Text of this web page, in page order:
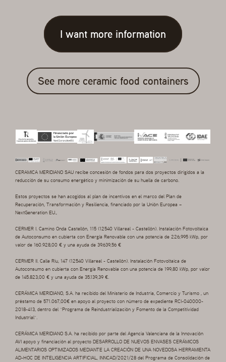
I want more information
See more ceramic food containers
CERAMICA MERIDIANO SAU recibe concesión de fondos para dos proyectos dirigidos a la
reducción de su consumo energético y minimización de su huella de carbono.
Estos proyectos se han acogidos al plan de incentivos en el marco del Plan de
Recuperación, Transformación y Resiliencia, financiado por la Unión Europea –
NextGeneration EU.,
CERMER I. Camino Onda Castellón, 115 (12540 Villareal - Castellón). Instalación Fotovoltaica
de Autoconsumo en cubierta con Energía Renovable con una potencia de 226,995 kWp, por
valor de 160.928,00 € y una ayuda de 39.639,56 €
CERMER II. Calle Riu, 147 (12540 Villareal - Castellón). Instalación Fotovoltaica de
Autoconsumo en cubierta con Energía Renovable con una potencia de 199,80 kWp, por valor
de 145.823,00 € y una ayuda de 35.139,39 €.
CERÁMICA MERIDIANO, S.A. ha recibido del Ministerio de Industria, Comercio y Turismo , un
préstamo de 571.067,00€ en apoyo al proyecto con número de expediente RCI-040000-
2018-413, dentro del “Programa de Reindustrialización y Fomento de la Competitividad
Industrial”.
CERÁMICA MERIDIANO S.A. ha recibido por parte del Agencia Valenciana de la Innovación
AVI apoyo y financiación al proyecto DESARROLLO DE NUEVOS ENVASES CERÁMICOS
ALIMENTARIOS OPTIMIZADOS MEDIANTE LA CREACIÓN DE UNA NOVEDOSA HERRAMIENTA
AD-HOC DE INTELIGENCIA ARTIFICIAL, INNCAD/2021/28 del Programa de Consolidación de